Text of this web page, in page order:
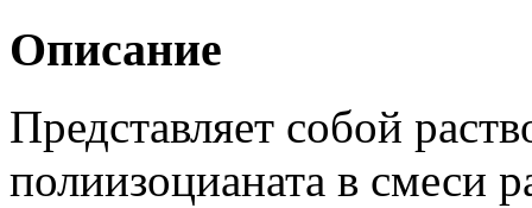
Описание
Представляет собой
полиизоцианата в смеси